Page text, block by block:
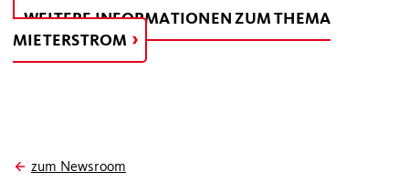
WEITERE INFORMATIONEN ZUM THEMA
MIETERSTROM
zum Newsroom